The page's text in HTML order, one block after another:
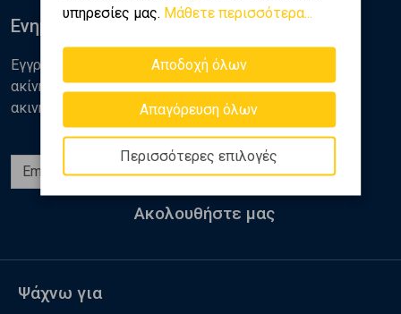
υπηρεσίες μας. Μάθετε περισσότερα...
Αποδοχή όλων
Απαγόρευση όλων
Περισσότερες επιλογές
Ενημερωθείτε
Εγγραφείτε στο newsletter της Golden Home για νέα
ακίνητα, αναλύσεις και διάφορα θέματα της αγοράς
ακινήτων
Εγγραφή
Ακολουθήστε μας
Ψάχνω για